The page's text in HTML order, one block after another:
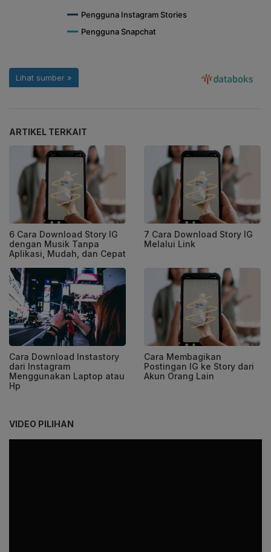
ARTIKEL TERKAIT
6 Cara Download Story IG
dengan Musik Tanpa
Aplikasi, Mudah, dan Cepat
7 Cara Download Story IG
Melalui Link
Cara Download Instastory
dari Instagram
Menggunakan Laptop atau
Hp
Cara Membagikan
Postingan IG ke Story dari
Akun Orang Lain
VIDEO PILIHAN